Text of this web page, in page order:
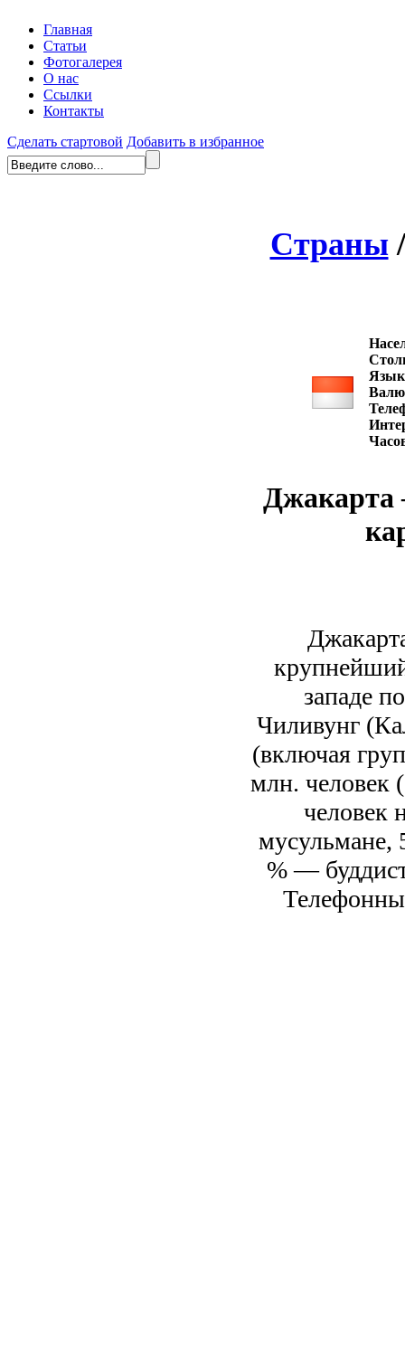
Главная
Статьи
Фотогалерея
О нас
Ссылки
Контакты
Сделать стартовой Добавить в избранное
Страны
Язык
Джакарта
западе
Чиливунг
(включая
млн. человек
человек
мусульмане,
% —